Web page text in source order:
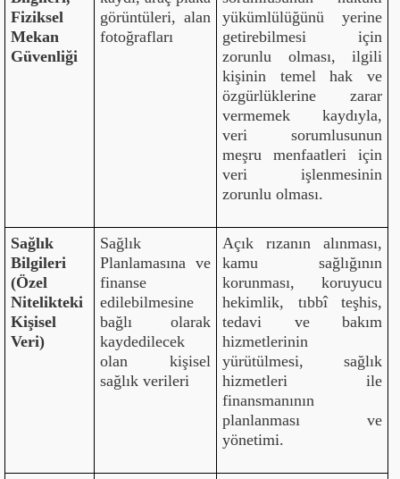
Fiziksel
Mekan
Güvenliği
görüntüleri, alan
fotoğrafları
yükümlülüğünü yerine
getirebilmesi için
zorunlu olması, ilgili
kişinin temel hak ve
özgürlüklerine zarar
vermemek kaydıyla,
veri sorumlusunun
meşru menfaatleri için
veri işlenmesinin
zorunlu olması.
Sağlık
Bilgileri
(Özel
Nitelikteki
Kişisel
Veri)
Sağlık
Planlamasına ve
finanse
edilebilmesine
bağlı olarak
kaydedilecek
olan kişisel
sağlık verileri
Açık rızanın alınması,
kamu sağlığının
korunması, koruyucu
hekimlik, tıbbî teşhis,
tedavi ve bakım
hizmetlerinin
yürütülmesi, sağlık
hizmetleri ile
finansmanının
planlanması ve
yönetimi.